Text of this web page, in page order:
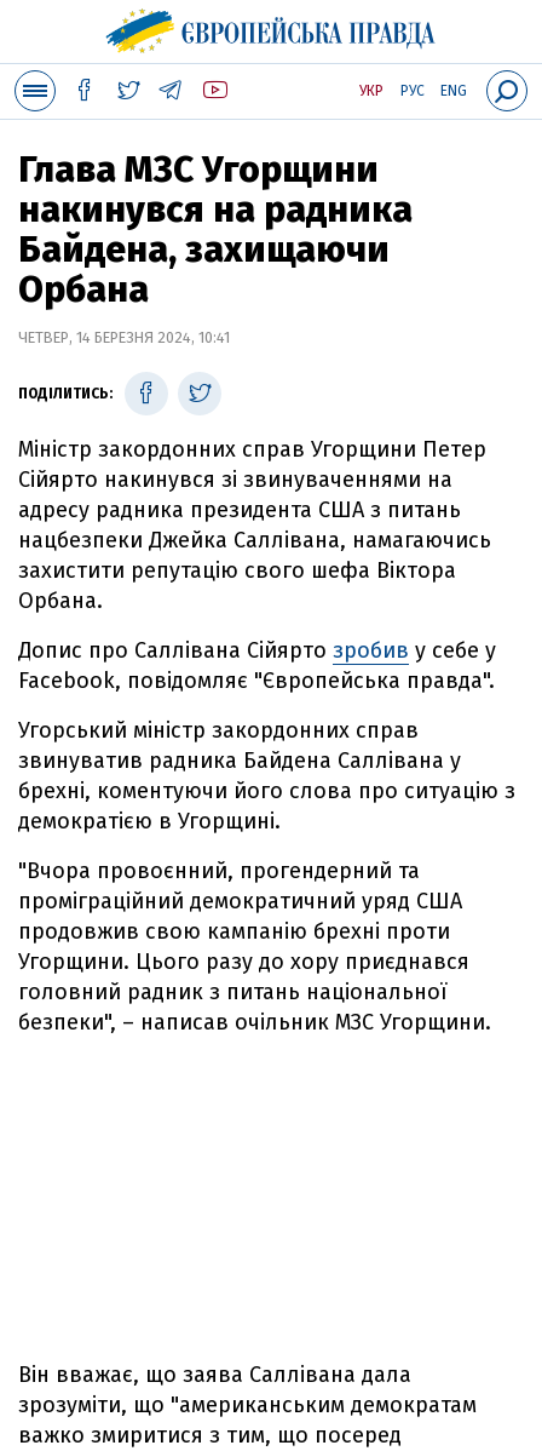
УКР РУС ENG
Глава МЗС Угорщини
накинувся на радника
Байдена, захищаючи
Орбана
ЧЕТВЕР, 14 БЕРЕЗНЯ 2024, 10:41
ПОДІЛИТИСЬ:
Міністр закордонних справ Угорщини Петер
Сійярто накинувся зі звинуваченнями на
адресу радника президента США з питань
нацбезпеки Джейка Саллівана, намагаючись
захистити репутацію свого шефа Віктора
Орбана.
Допис про Саллівана Сійярто зробив у себе у
Facebook, повідомляє "Європейська правда".
Угорський міністр закордонних справ
звинуватив радника Байдена Саллівана у
брехні, коментуючи його слова про ситуацію з
демократією в Угорщині.
"Вчора провоєнний, прогендерний та
проміграційний демократичний уряд США
продовжив свою кампанію брехні проти
Угорщини. Цього разу до хору приєднався
головний радник з питань національної
безпеки", – написав очільник МЗС Угорщини.
Він вважає, що заява Саллівана дала
зрозуміти, що "американським демократам
важко змиритися з тим, що посеред